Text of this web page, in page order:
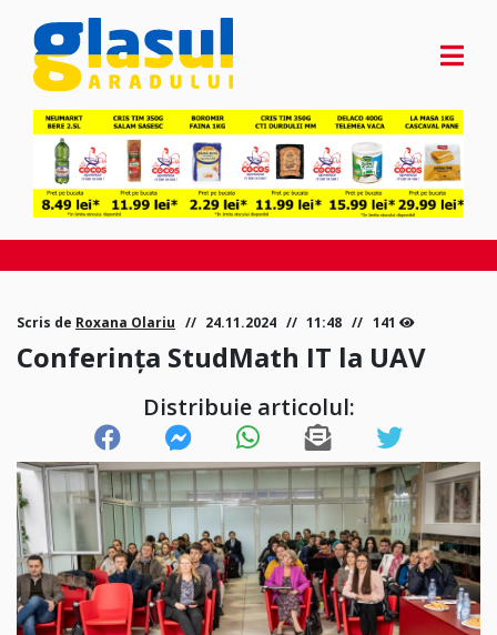
Scris de Roxana Olariu 24.11.2024 11:48 141
Conferința StudMath IT la UAV
Distribuie articolul: